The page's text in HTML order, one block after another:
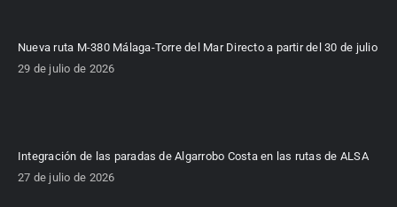
Nueva ruta M-380 Málaga-Torre del Mar Directo a partir del 30 de julio
29 de julio de 2026
Integración de las paradas de Algarrobo Costa en las rutas de ALSA
27 de julio de 2026